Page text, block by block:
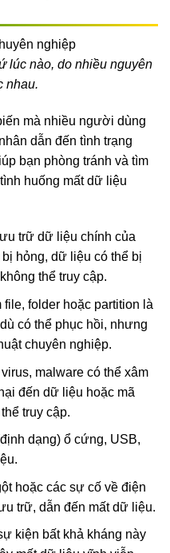
lúc nào, do nhiều nguyên
nhau.
mà nhiều người dùng
dẫn đến tình trạng
bạn phòng tránh và tìm
huống mất dữ liệu
trữ dữ liệu chính của
hỏng, dữ liệu có thể bị
thể truy cập.
file, folder hoặc partition là
có thể phục hồi, nhưng
chuyên nghiệp.
malware có thể xâm
đến dữ liệu hoặc mã
truy cập.
dạng) ổ cứng, USB,
hoặc các sự cố về điện
trữ, dẫn đến mất dữ liệu.
kiện bất khả kháng này